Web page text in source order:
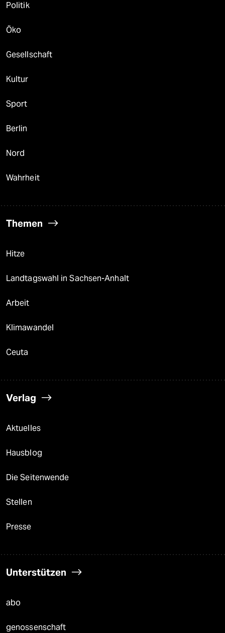
Politik
Öko
Gesellschaft
Kultur
Sport
Berlin
Nord
Wahrheit
Themen
Hitze
Landtagswahl in Sachsen-Anhalt
Arbeit
Klimawandel
Ceuta
Verlag
Aktuelles
Hausblog
Die Seitenwende
Stellen
Presse
Unterstützen
abo
genossenschaft